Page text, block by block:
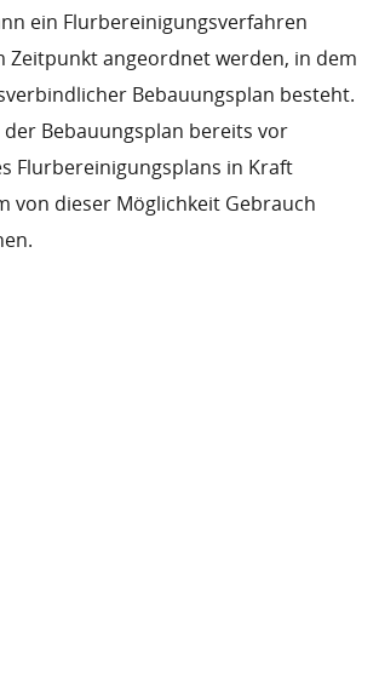
ein Flurbereinigungsverfahren
Zeitpunkt angeordnet werden, in dem
Bebauungsplan besteht.
Bebauungsplan bereits vor
Flurbereinigungsplans in Kraft
von dieser Möglichkeit Gebrauch